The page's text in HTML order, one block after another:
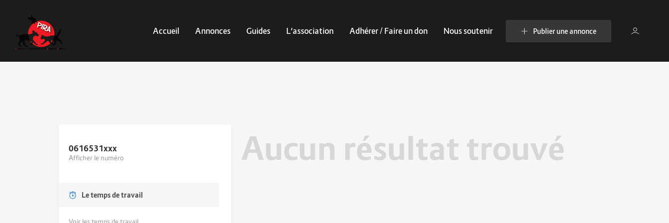
Accueil Annonces Guides L’association Adhérer / Faire un don Nous soutenir Publier une annonce
0616531xxx
Afficher le numéro
Le temps de travail
Aucun résultat trouvé